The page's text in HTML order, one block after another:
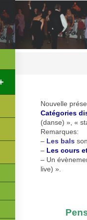
to
content
Nouvelle
Catégories
(danse) », «
Remarques:
– Les bals
– Les cours
– Un
live) ».